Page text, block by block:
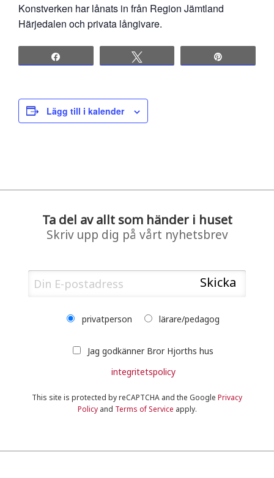
Konstverken har lånats in från Region Jämtland
Härjedalen och privata långivare.
Lägg till i kalender
Ta del av allt som händer i huset
Skriv upp dig på vårt nyhetsbrev
privatperson lärare/pedagog
Jag godkänner Bror Hjorths hus
integritetspolicy
This site is protected by reCAPTCHA and the Google Privacy
Policyand Terms of Service apply.